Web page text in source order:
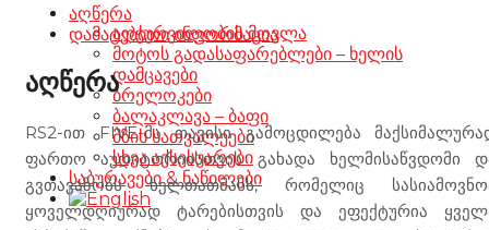
აღჭურვილობის მოვლა
მოტოს გადასაფარებლები – ხელის
დამცავები
ბრელოკები
ბალაკლავა – ბაფი
მზის სათვალეები
სხვა აქსესუარები
საბურავები & ნაწილები
black
რაოდენობა
აღწერა
დამატებითი ინფორმაცია
აღწერა
RS2-ით FIVE-მა თავისი გამოცდილება
ფართო აუდიტორიისთვის გახადა ხელმისაწვდომი
გვთავაზობს ხელთათმანს, რომელიც
ყოველდღიურად ტარებისთვის და ეფექტურია